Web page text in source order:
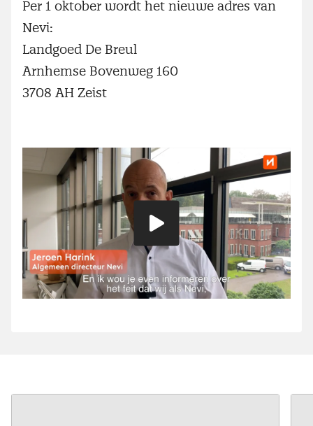
Per 1 oktober wordt het nieuwe adres van
Nevi:
Landgoed De Breul
Arnhemse Bovenweg 160
3708 AH Zeist
Speel
video